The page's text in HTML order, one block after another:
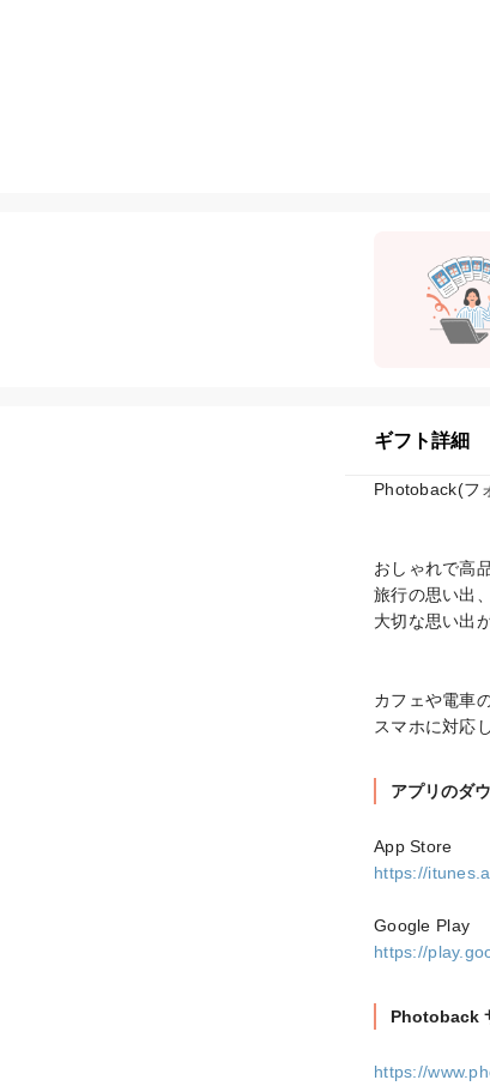
ギフト詳細
Photoback(フ
おしゃれで高
旅行の思い出
大切な思い出
カフェや電車
スマホに対応
アプリのダ
https://
https://
Photoback
https://